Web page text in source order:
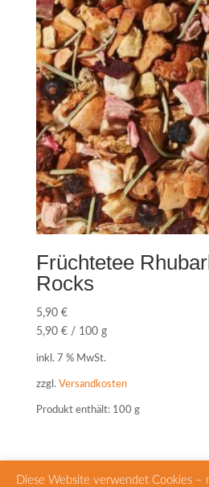
Früchtetee
Rocks
5,90 €
5,90 €/ 100 g
inkl. 7 % MwSt.
zzgl. Versandkosten
Produkt enthält: 100 g
Diese Website verwendet Cookies –